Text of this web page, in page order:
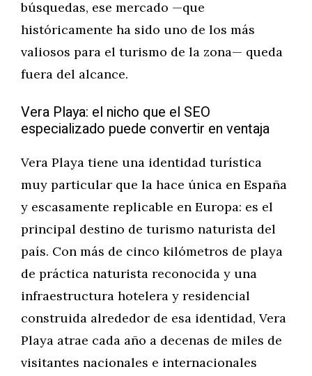
búsquedas, ese mercado —que
históricamente ha sido uno de los más
valiosos para el turismo de la zona— queda
fuera del alcance.
Vera Playa: el nicho que el SEO
especializado puede convertir en ventaja
Vera Playa tiene una identidad turística
muy particular que la hace única en España
y escasamente replicable en Europa: es el
principal destino de turismo naturista del
país. Con más de cinco kilómetros de playa
de práctica naturista reconocida y una
infraestructura hotelera y residencial
construida alrededor de esa identidad, Vera
Playa atrae cada año a decenas de miles de
visitantes nacionales e internacionales